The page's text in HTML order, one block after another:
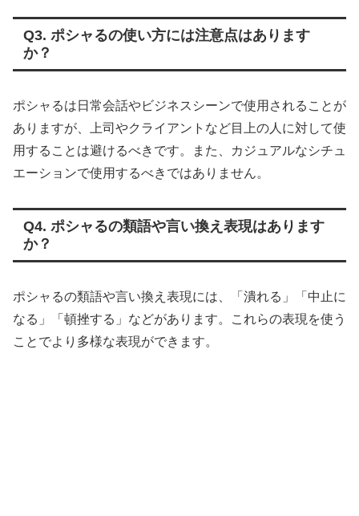
Q3. ポシャるの使い方には注意点はあります
か？
ポシャるは日常会話やビジネスシーンで使用されることが
ありますが、上司やクライアントなど目上の人に対して使
用することは避けるべきです。また、カジュアルなシチュ
エーションで使用するべきではありません。
Q4. ポシャるの類語や言い換え表現はあります
か？
ポシャるの類語や言い換え表現には、「潰れる」「中止に
なる」「頓挫する」などがあります。これらの表現を使う
ことでより多様な表現ができます。